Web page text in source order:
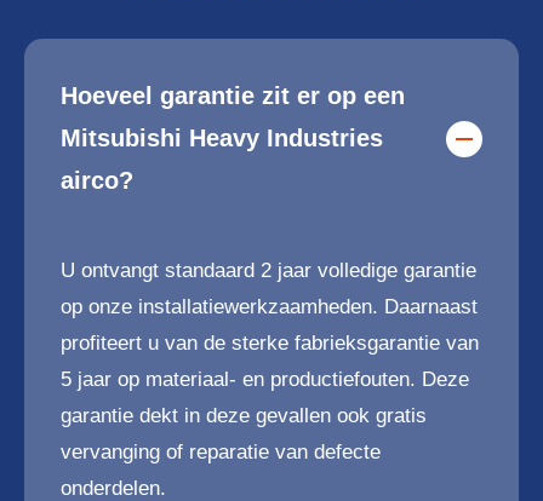
Hoeveel garantie zit er op een
Mitsubishi Heavy Industries
airco?
U ontvangt standaard 2 jaar volledige garantie
op onze installatiewerkzaamheden. Daarnaast
profiteert u van de sterke fabrieksgarantie van
5 jaar op materiaal- en productiefouten. Deze
garantie dekt in deze gevallen ook gratis
vervanging of reparatie van defecte
onderdelen.